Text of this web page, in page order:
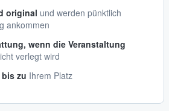
original und werden pünktlich
ankommen
wenn die Veranstaltung
verlegt wird
zu Ihrem Platz